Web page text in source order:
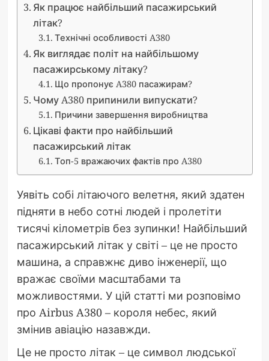
Як працює найбільший пасажирський
літак?
Технічні особливості A380
Як виглядає політ на найбільшому
пасажирському літаку?
Що пропонує A380 пасажирам?
Чому A380 припинили випускати?
Причини завершення виробництва
Цікаві факти про найбільший
пасажирський літак
Топ-5 вражаючих фактів про A380
Уявіть собі літаючого велетня, який здатен
підняти в небо сотні людей і пролетіти
тисячі кілометрів без зупинки! Найбільший
пасажирський літак у світі – це не просто
машина, а справжнє диво інженерії, що
вражає своїми масштабами та
можливостями. У цій статті ми розповімо
про Airbus A380 – короля небес, який
змінив авіацію назавжди.
Це не просто літак – це символ людської